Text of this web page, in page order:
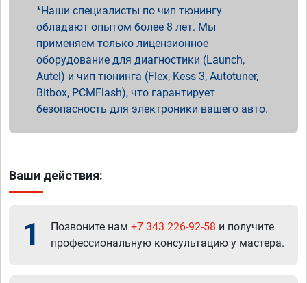
Наши специалисты по чип тюнингу
обладают опытом более 8 лет. Мы
применяем только лицензионное
оборудование для диагностики (Launch,
Autel) и чип тюнинга (Flex, Kess 3, Autotuner,
Bitbox, PCMFlash), что гарантирует
безопасность для электроники вашего авто.
Ваши действия:
1 Позвоните нам +7 343 226-92-58 и получите
профессиональную консультацию у мастера.